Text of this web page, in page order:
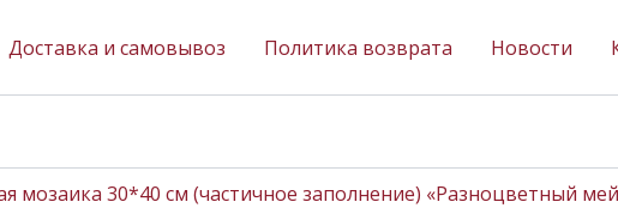
Доставка и самовывоз Политика возврата Новости
мозаика 30*40 см (частичное заполнение) «Разноцветный